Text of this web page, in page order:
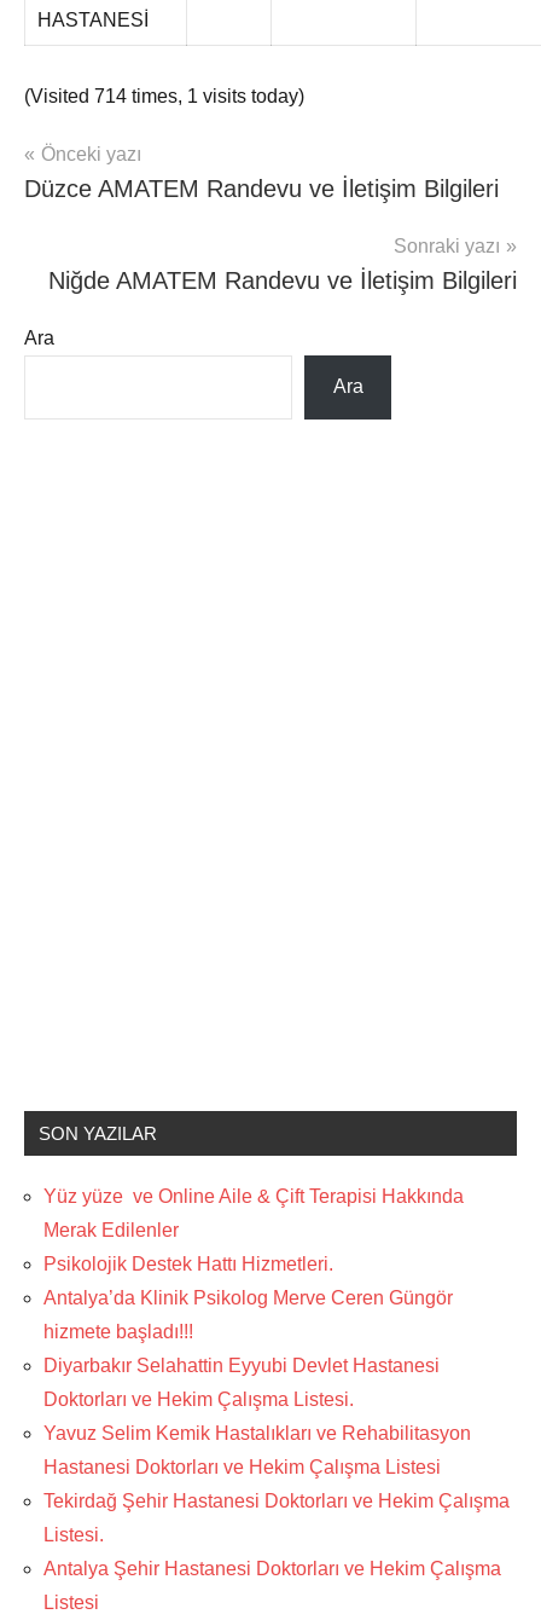
HASTANESİ
(Visited 714 times, 1 visits today)
AMATEM
Yazı
gezinmesi
Önceki yazı
Düzce AMATEM Randevu ve İletişim Bilgileri
Sonraki yazı
Niğde AMATEM Randevu ve İletişim Bilgileri
Ara
Ara
SON YAZILAR
Yüz yüze ve Online Aile & Çift Terapisi Hakkında
Merak Edilenler
Psikolojik Destek Hattı Hizmetleri.
Antalya’da Klinik Psikolog Merve Ceren Güngör
hizmete başladı!!!
Diyarbakır Selahattin Eyyubi Devlet Hastanesi
Doktorları ve Hekim Çalışma Listesi.
Yavuz Selim Kemik Hastalıkları ve Rehabilitasyon
Hastanesi Doktorları ve Hekim Çalışma Listesi
Tekirdağ Şehir Hastanesi Doktorları ve Hekim Çalışma
Listesi.
Antalya Şehir Hastanesi Doktorları ve Hekim Çalışma
Listesi